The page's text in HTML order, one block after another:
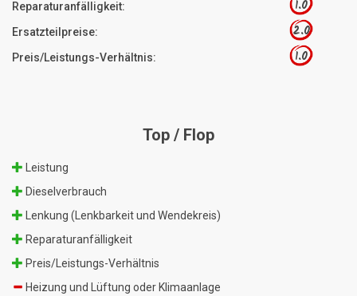
Reparaturanfälligkeit: 1.0
Ersatzteilpreise: 2.0
Preis/Leistungs-Verhältnis: 1.0
Top / Flop
Leistung
Dieselverbrauch
Lenkung (Lenkbarkeit und Wendekreis)
Reparaturanfälligkeit
Preis/Leistungs-Verhältnis
Heizung und Lüftung oder Klimaanlage